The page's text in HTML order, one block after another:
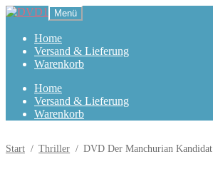
Zur
Navigation
springen
Zum
springen
Menü
Home
Versand & Lieferung
Warenkorb
Home
Versand & Lieferung
Warenkorb
Start / Thriller / DVD Der Manchurian Kandidat